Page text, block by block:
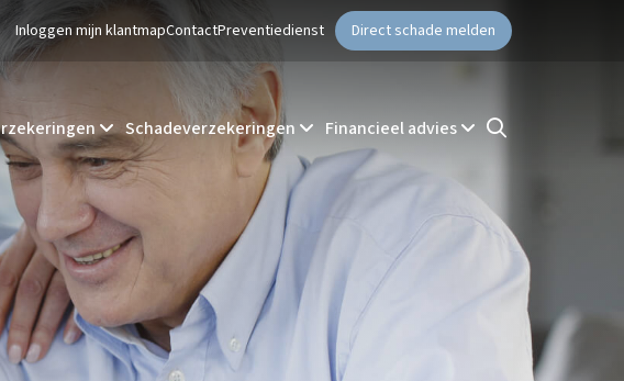
Inloggen mijn klantmapContactPreventiedienst Direct schade melden
Schadeverzekeringen Financieel advies